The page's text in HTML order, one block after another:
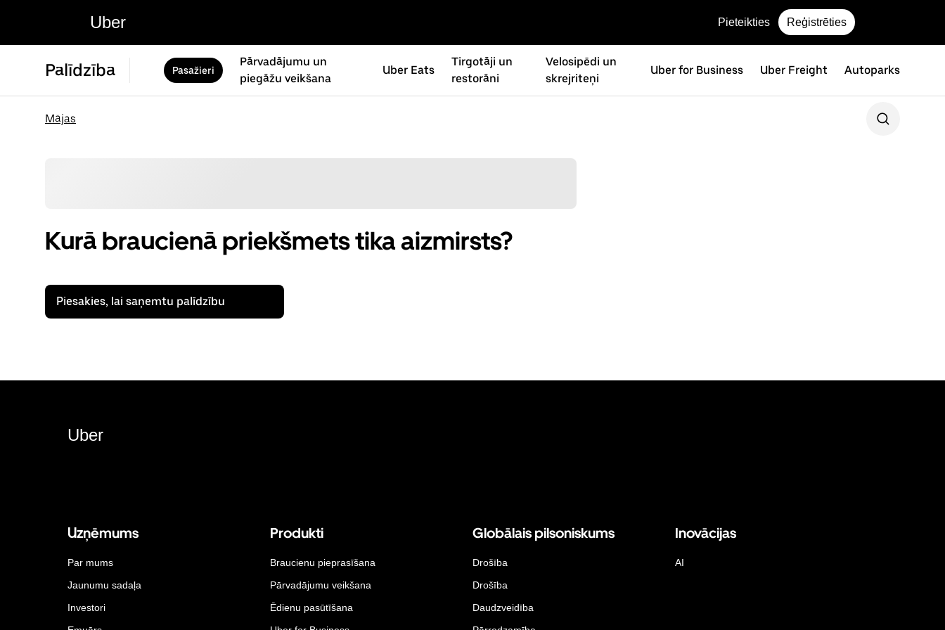
Uber Pieteikties Reģistrēties
Palīdzība Pasažieri
Pārvadājumu un
piegāžu veikšana
Uber Eats
Tirgotāji un
restorāni
Velosipēdi un
skrejriteņi
Uber for Business Uber Freight Autoparks
Mājas
Kurā braucienā priekšmets tika aizmirsts?
Piesakies, lai saņemtu palīdzību
Uber
Uzņēmums
Par mums
Jaunumu sadaļa
Investori
Produkti
Braucienu pieprasīšana
Pārvadājumu veikšana
Ēdienu pasūtīšana
Globālais pilsoniskums
Drošība
Drošība
Daudzveidība
Inovācijas
AI